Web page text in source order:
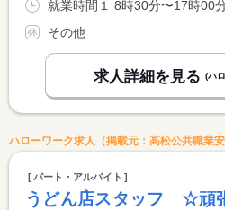
その他
求人詳細を見る (ハ
ハローワーク求人（掲載元：高松公共職業安
パート・アルバイト
うどん店スタッフ ☆頑